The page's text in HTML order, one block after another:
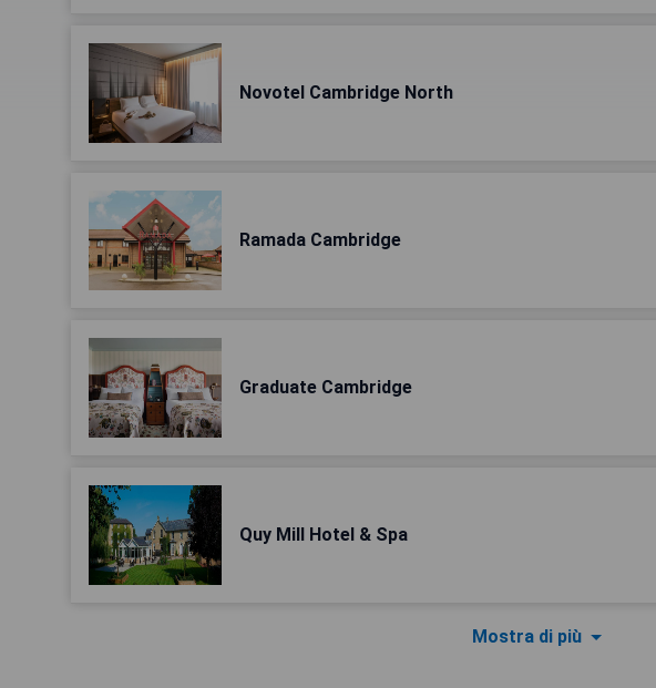
Novotel Cambridge North
Ramada Cambridge
Graduate Cambridge
Quy Mill Hotel & Spa
Mostra di più